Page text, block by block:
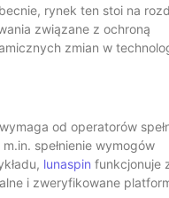
rynek ten stoi na
związane z ochroną
zmian w
od operatorów
spełnienie wymogów
lunaspin funkcjonuje
i zweryfikowane